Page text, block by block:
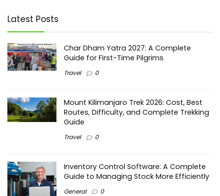
Latest Posts
Char Dham Yatra 2027: A Complete
Guide for First-Time Pilgrims
Travel 0
Mount Kilimanjaro Trek 2026: Cost, Best
Routes, Difficulty, and Complete Trekking
Guide
Travel 0
Inventory Control Software: A Complete
Guide to Managing Stock More Efficiently
General 0